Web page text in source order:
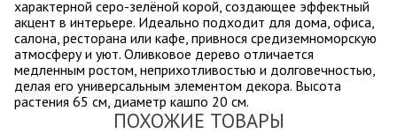
характерной серо-зелёной корой, создающее эффектный
акцент в интерьере. Идеально подходит для дома, офиса,
салона, ресторана или кафе, привнося средиземноморскую
атмосферу и уют. Оливковое дерево отличается
медленным ростом, неприхотливостью и долговечностью,
делая его универсальным элементом декора. Высота
растения 65 см, диаметр кашпо 20 см.
ПОХОЖИЕ ТОВАРЫ